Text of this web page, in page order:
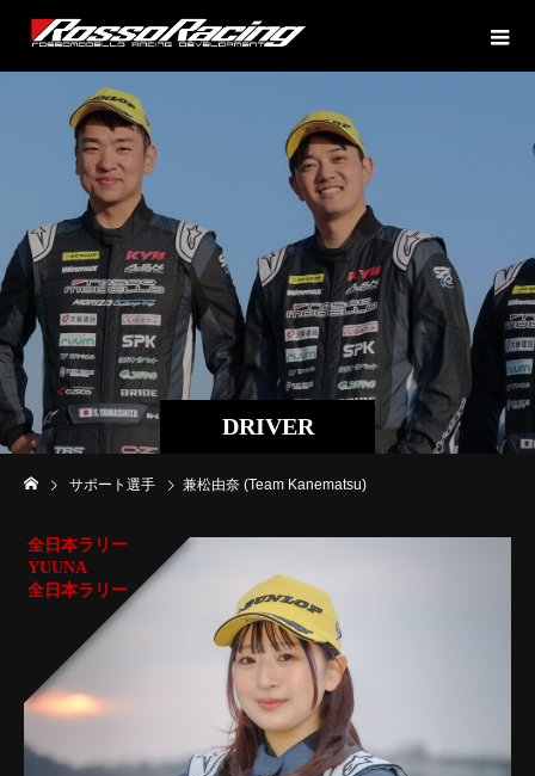
DRIVER
サポート選手 兼松由奈 (Team Kanematsu)
全日本ラリー
YUUNA
全日本ラリー